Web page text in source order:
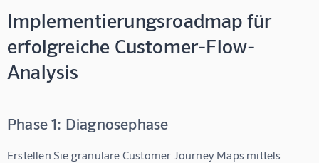
Implementierungsroadmap für
erfolgreiche Customer-Flow-
Analysis
Phase 1: Diagnosephase
Erstellen Sie granulare Customer Journey Maps mittels